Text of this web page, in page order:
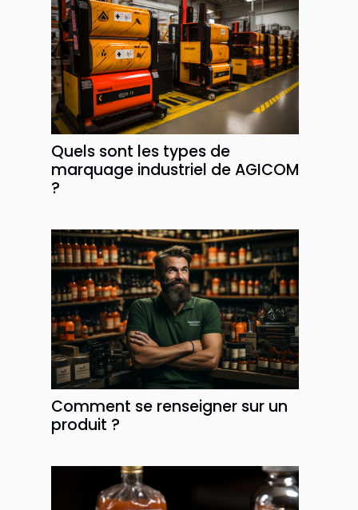
Quels sont les types de
marquage industriel de AGICOM
?
Comment se renseigner sur un
produit ?